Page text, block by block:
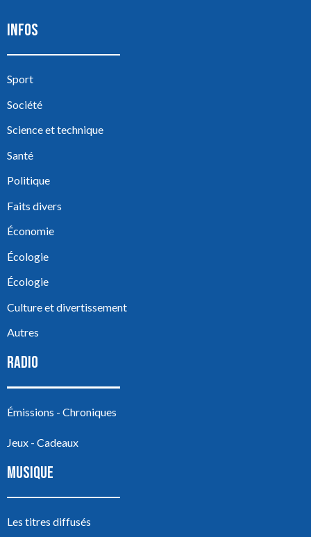
INFOS
Sport
Société
Science et technique
Santé
Politique
Faits divers
Économie
Écologie
Écologie
Culture et divertissement
Autres
RADIO
Émissions - Chroniques
Jeux - Cadeaux
MUSIQUE
Les titres diffusés